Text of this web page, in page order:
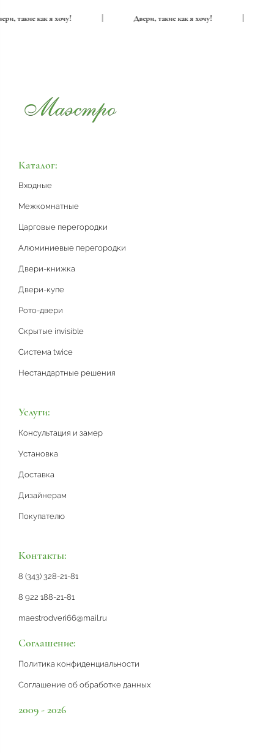
Двери, такие как я хочу! Двери, такие как я хочу!
Каталог:
Входные
Межкомнатные
Царговые перегородки
Алюминиевые перегородки
Двери-книжка
Двери-купе
Рото-двери
Скрытые invisible
Система twice
Нестандартные решения
Услуги:
Консультация и замер
Установка
Доставка
Дизайнерам
Покупателю
Контакты:
8 (343) 328-21-81
8 922 188-21-81
maestrodveri66@mail.ru
Соглашение:
Политика конфиденциальности
Соглашение об обработке данных
2009 - 2026